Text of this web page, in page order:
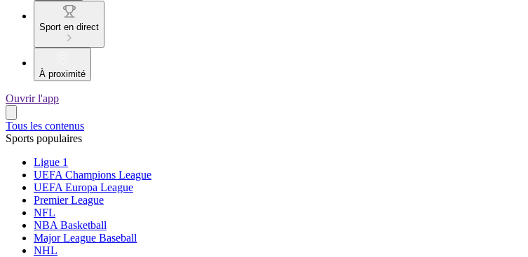
Sport en direct
À proximité
Ouvrir l'app
Tous les contenus
Sports populaires
Ligue 1
UEFA Champions League
UEFA Europa League
Premier League
NFL
NBA Basketball
Major League Baseball
NHL